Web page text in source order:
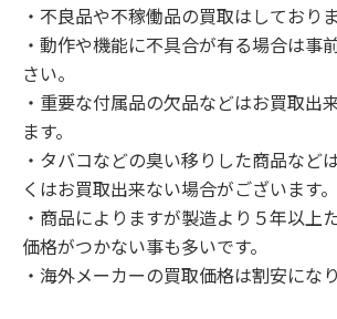
・不良品や不稼働品の買取はしており
・動作や機能に不具合が有る場合は事
さい。
・重要な付属品の欠品などはお買取出
ます。
・タバコなどの臭い移りした商品など
くはお買取出来ない場合がございます。
・商品によりますが製造より５年以上
価格がつかない事も多いです。
・海外メーカーの買取価格は割安になり